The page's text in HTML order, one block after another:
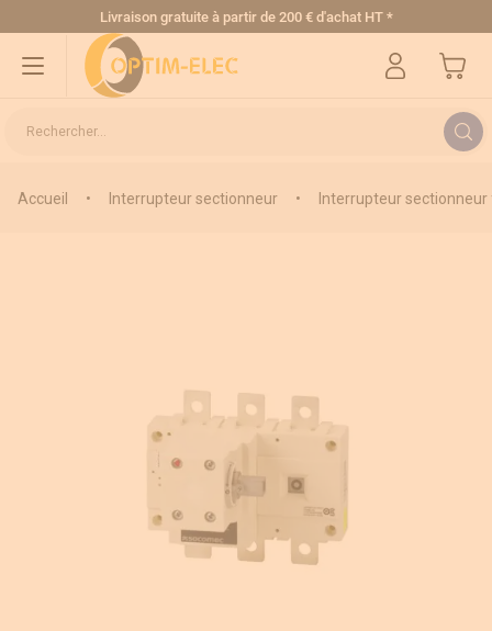
Allez au contenuLivraison gratuite à partir de 200 € d'achat HT *
Mon
Rechercher...
Accueil • Interrupteur sectionneur • Interrupteur